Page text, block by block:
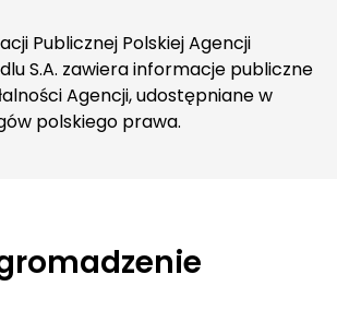
Publicznej Polskiej Agencji
S.A. zawiera informacje publiczne
Agencji, udostępniane w
polskiego prawa.